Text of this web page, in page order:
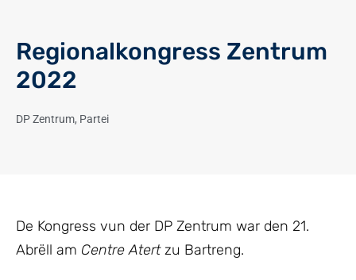
Regionalkongress Zentrum
2022
DP Zentrum, Partei
De Kongress vun der DP Zentrum war den 21.
Abrëll am Centre Atertzu Bartreng.